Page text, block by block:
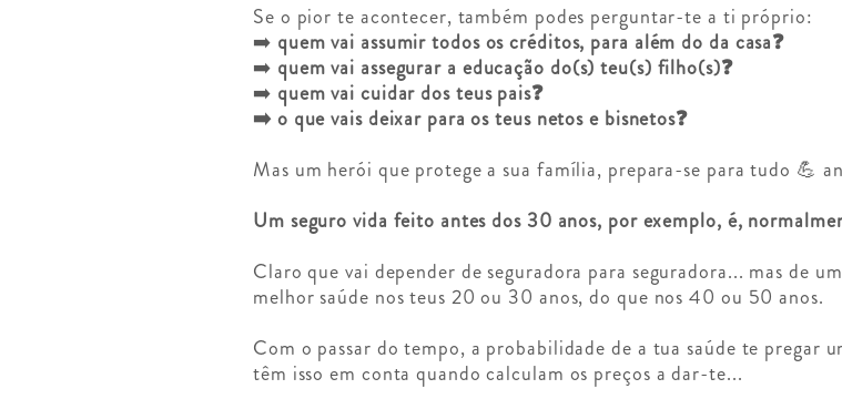
Se o pior te acontecer, também podes perguntar-te a ti próprio:
➡️ quem vai assumir todos os créditos, para além do da casa❓
➡️ quem vai assegurar a educação do(s) teu(s) filho(s)❓
➡️ quem vai cuidar dos teus pais❓
➡️ o que vais deixar para os teus netos e bisnetos❓
Mas um herói que protege a sua família, prepara-se para tudo 💪
Um seguro vida feito antes dos 30 anos, por exemplo, é,
Claro que vai depender de seguradora para seguradora... mas de
melhor saúde nos teus 20 ou 30 anos, do que nos 40 ou 50 anos.
Com o passar do tempo, a probabilidade de a tua saúde te pregar
têm isso em conta quando calculam os preços a dar-te...